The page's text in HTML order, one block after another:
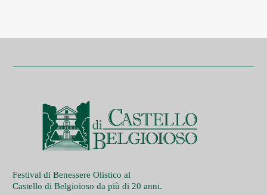
Festival di Benessere Olistico al
Castello di Belgioioso da più di 20 anni.